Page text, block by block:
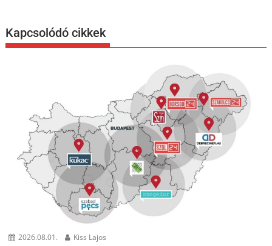
Kapcsolódó cikkek
2026.08.01. Kiss Lajos